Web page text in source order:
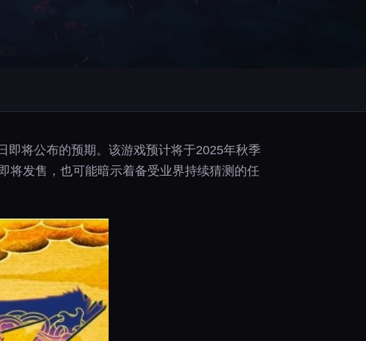
即将公布的预期。该游戏预计将于2025年秋季
将发售，也可能暗示着备受业界持续猜测的任